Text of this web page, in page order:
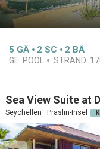
5 GÄ 2 SC 2 BÄ
GE. POOL STRAND:
Sea View Suite at
Seychellen · Praslin-Insel